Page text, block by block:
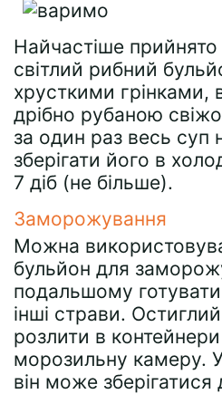
Найчастіше прийнято
світлий рибний
хрусткими
дрібно рубаною
за один раз весь суп
зберігати його в
7 діб (не більше).
Заморожування
Можна
бульйон для
подальшому
інші страви.
розлити в контейнери
морозильну камеру.
він може зберігатися